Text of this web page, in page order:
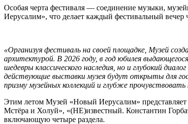
Особая черта фестиваля — соединение музыки,
Иерусалим», что делает каждый фестивальный вечер
«Организуя фестиваль на своей площадке, Музей
архитектурой. В 2026 году, в год юбилея
шедевры классического наследия, но и глубокий
действующие выставки музея будут открыты для
призму музейных коллекций и глубже
Этим летом Музей «Новый Иерусалим»
Мстёра и Холуй», «(НЕ)известный. Константин
включающую четыре раздела.